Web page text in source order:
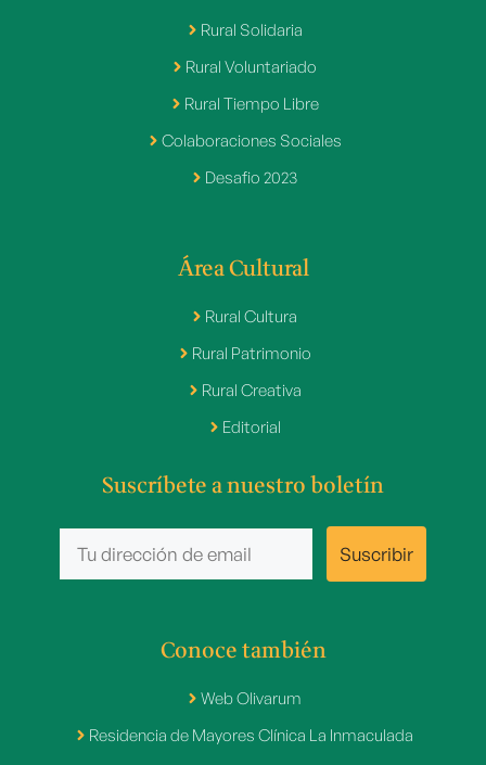
Rural Solidaria
Rural Voluntariado
Rural Tiempo Libre
Colaboraciones Sociales
Desafio 2023
Área Cultural
Rural Cultura
Rural Patrimonio
Rural Creativa
Editorial
Suscríbete a nuestro boletín
Conoce también
Web Olivarum
Residencia de Mayores Clínica La Inmaculada